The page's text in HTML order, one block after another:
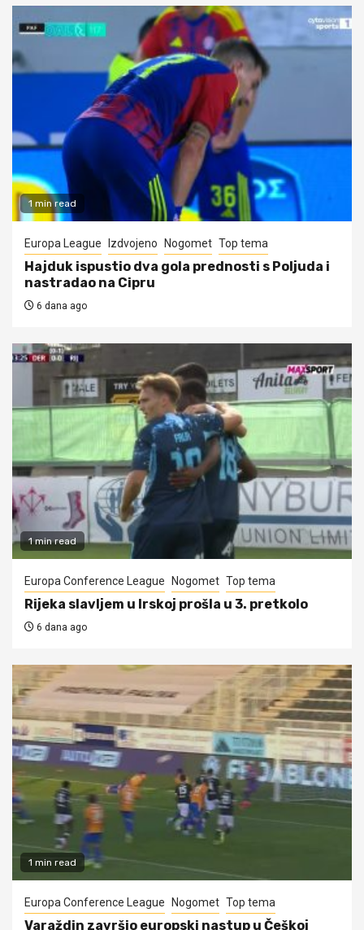
1 min read
Europa League Izdvojeno Nogomet Top tema
Hajduk ispustio dva gola prednosti s Poljuda i
nastradao na Cipru
6 dana ago
1 min read
Europa Conference League Nogomet Top tema
Rijeka slavljem u Irskoj prošla u 3. pretkolo
6 dana ago
1 min read
Europa Conference League Nogomet Top tema
Varaždin završio europski nastup u Češkoj